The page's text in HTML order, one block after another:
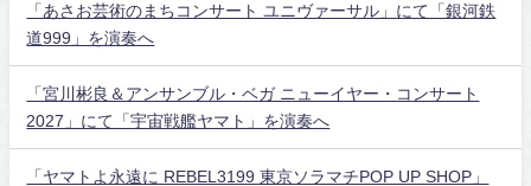
「あさお芸術のまちコンサート ユニヴァーサル」にて「銀河鉄
道999」を演奏へ
「宮川彬良＆アンサンブル・ベガ ニューイヤー・コンサート
2027」にて「宇宙戦艦ヤマト」を演奏へ
「ヤマトよ永遠に REBEL3199 東京ソラマチPOP UP SHOP」